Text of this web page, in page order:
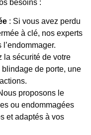
besoins :
: Si vous avez perdu
à clé, nos experts
la sécurité de votre
de porte, une
proposons le
ou endommagées
et adaptés à vos